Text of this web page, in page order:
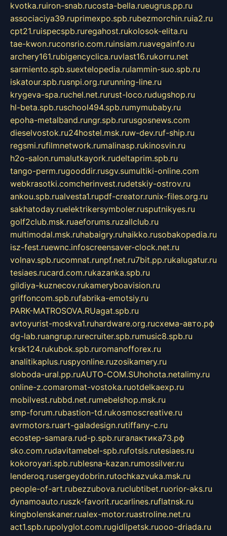
kvotka.ruiron-snab.rucosta-bella.rueugrus.pp.ru
associaciya39.ruprimexpo.spb.rubezmorchin.ruia2.ru
cpt21.ruispecspb.ruregahost.rukolosok-elita.ru
tae-kwon.ruconsrio.com.ruinsiam.ruavegainfo.ru
archery161.rubigencyclica.ruvlast16.rukorru.net
sarmiento.spb.suextelopedia.rulammin-suo.spb.ru
iskatour.spb.rusnpi.org.rurunning-line.ru
krygeva-spa.ruchel.net.rurust-loco.rudugshop.ru
hl-beta.spb.ruschool494.spb.rumymubaby.ru
epoha-metalband.rungr.spb.rurusgosnews.com
dieselvostok.ru24hostel.msk.ruw-dev.ruf-ship.ru
regsmi.rufilmnetwork.rumalinasp.rukinosvin.ru
h2o-salon.rumalutkayork.rudeltaprim.spb.ru
tango-perm.rugooddir.rusgv.sumultiki-online.com
webkrasotki.comcherinvest.rudetskiy-ostrov.ru
ankou.spb.rualvesta1.rupdf-creator.runix-files.org.ru
sakhatoday.ruelektrikersymboler.rusputnikyes.ru
golf2club.msk.ruaeforums.ruzallclub.ru
multimodal.msk.ruhabaigry.ruhaikko.rusobakopedia.ru
isz-fest.ruewnc.infoscreensaver-clock.net.ru
volnav.spb.rucomnat.runpf.net.ru7bit.pp.rukalugatur.ru
tesiaes.rucard.com.rukazanka.spb.ru
gildiya-kuznecov.rukameryboavision.ru
griffoncom.spb.rufabrika-emotsiy.ru
PARK-MATROSOVA.RUagat.spb.ru
avtoyurist-moskva1.ruhardware.org.ruсхема-авто.рф
dg-lab.ruangrup.rurecruiter.spb.rumusic8.spb.ru
krsk124.rukubok.spb.ruromanofforex.ru
analitikaplus.ruspyonline.ruzosikamery.ru
sloboda-ural.pp.ruAUTO-COM.SUhohota.netalimy.ru
online-z.comaromat-vostoka.ruotdelkaexp.ru
mobilvest.rubbd.net.rumebelshop.msk.ru
smp-forum.rubastion-td.rukosmoscreative.ru
avrmotors.ruart-galadesign.rutiffany-c.ru
ecostep-samara.rud-p.spb.ruгалактика73.рф
sko.com.rudavitamebel-spb.rufotsis.rutesiaes.ru
kokoroyari.spb.rublesna-kazan.rumossilver.ru
lenderoq.rusergeydobrin.rutochkazvuka.msk.ru
people-of-art.rubezzubova.ruclubtibet.ruorior-aks.ru
dynamoauto.ruszk-favorit.rucarlines.ruflatnsk.ru
kingbolenskaner.rualex-motor.ruastroline.net.ru
act1.spb.rupolyglot.com.rugidlipetsk.ruooo-driada.ru